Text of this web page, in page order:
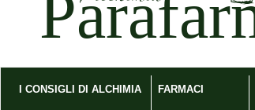
I CONSIGLI DI ALCHIMIA FARMACI